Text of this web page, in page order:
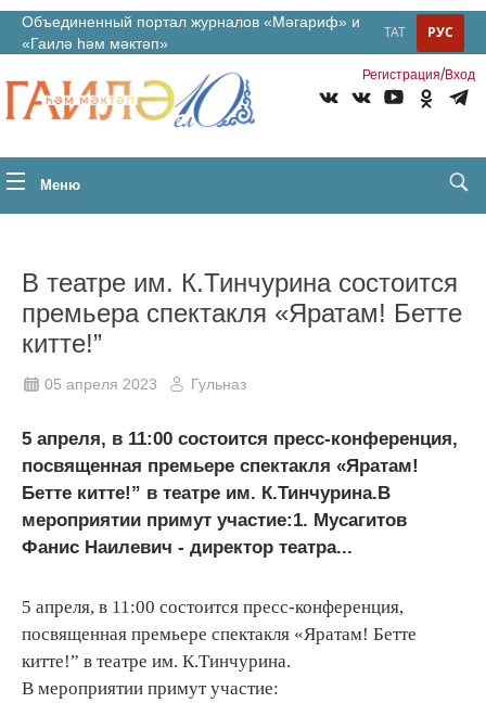
Объединенный портал журналов «Мәгариф» и
«Гаилә һәм мәктәп»
РУС
ТАТ
Регистрация/Вход
Меню
В театре им. К.Тинчурина состоится
премьера спектакля «Яратам! Бетте
китте!”
05 апреля 2023 Гульназ
5 апреля, в 11:00 состоится пресс-конференция,
посвященная премьере спектакля «Яратам!
Бетте китте!” в театре им. К.Тинчурина.В
мероприятии примут участие:1. Мусагитов
Фанис Наилевич - директор театра...
5 апреля, в 11:00 состоится пресс-конференция,
посвященная премьере спектакля «Яратам! Бетте
китте!” в театре им. К.Тинчурина.
В мероприятии примут участие: